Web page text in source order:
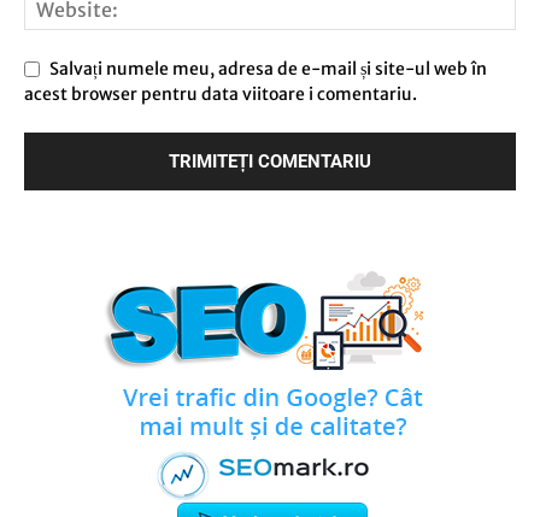
Salvați numele meu, adresa de e-mail și site-ul web în
acest browser pentru data viitoare i comentariu.